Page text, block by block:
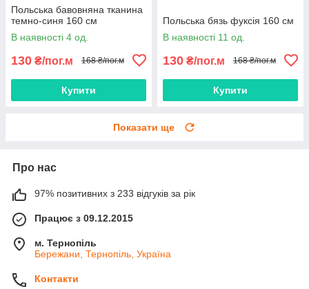
Польська бавовняна тканина
темно-синя 160 см
В наявності 4 од.
130 ₴/пог.м 168 ₴/пог.м
Купити
Польська бязь фуксія 160 см
В наявності 11 од.
130 ₴/пог.м 168 ₴/пог.м
Купити
Показати ще
Про нас
97% позитивних з 233 відгуків за рік
Працює з 09.12.2015
м. Тернопіль
Бережани, Тернопіль, Україна
Контакти